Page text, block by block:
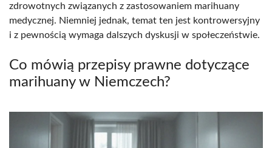
zdrowotnych związanych z zastosowaniem marihuany
medycznej. Niemniej jednak, temat ten jest kontrowersyjny
i z pewnością wymaga dalszych dyskusji w społeczeństwie.
Co mówią przepisy prawne dotyczące
marihuany w Niemczech?